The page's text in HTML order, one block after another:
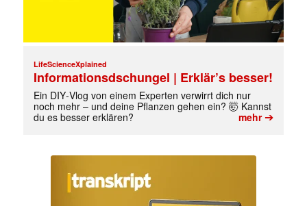
LifeScienceXplained
Informationsdschungel | Erklär’s besser!
Ein DIY‑Vlog von einem Experten verwirrt dich nur
noch mehr – und deine Pflanzen gehen ein? 🤯 Kannst
du es besser erklären?
mehr➔